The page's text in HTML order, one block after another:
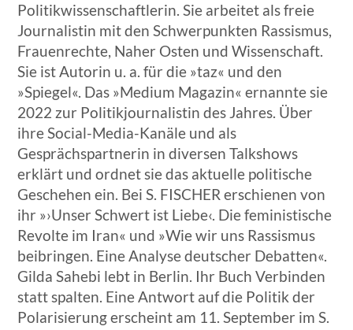
Politikwissenschaftlerin. Sie arbeitet als freie
Journalistin mit den Schwerpunkten Rassismus,
Frauenrechte, Naher Osten und Wissenschaft.
Sie ist Autorin u. a. für die »taz« und den
»Spiegel«. Das »Medium Magazin« ernannte sie
2022 zur Politikjournalistin des Jahres. Über
ihre Social-Media-Kanäle und als
Gesprächspartnerin in diversen Talkshows
erklärt und ordnet sie das aktuelle politische
Geschehen ein. Bei S. FISCHER erschienen von
ihr »›Unser Schwert ist Liebe‹. Die feministische
Revolte im Iran« und »Wie wir uns Rassismus
beibringen. Eine Analyse deutscher Debatten«.
Gilda Sahebi lebt in Berlin. Ihr Buch Verbinden
statt spalten. Eine Antwort auf die Politik der
Polarisierung erscheint am 11. September im S.